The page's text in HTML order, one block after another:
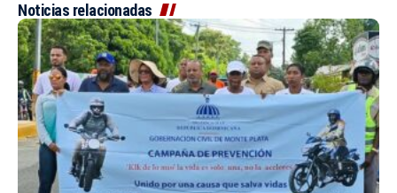
Noticias relacionadas